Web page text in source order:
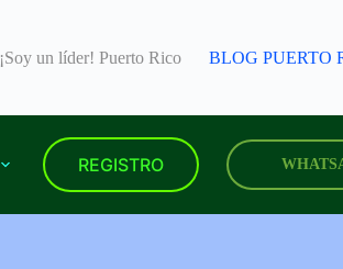
¡Soy un líder! Puerto Rico BLOG PUERTO
REGISTRO